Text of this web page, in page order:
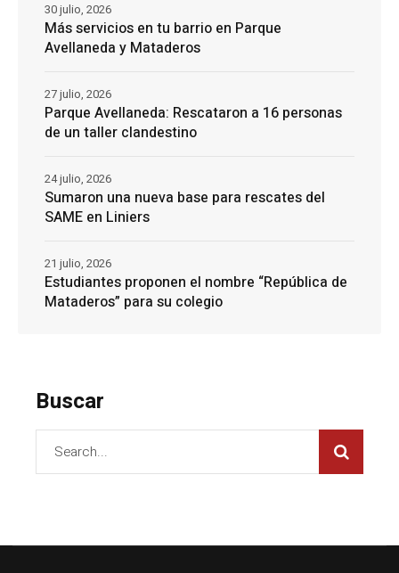
Más servicios en tu barrio en Parque
Avellaneda y Mataderos
30 julio, 2026
Parque Avellaneda: Rescataron a 16 personas
de un taller clandestino
27 julio, 2026
Sumaron una nueva base para rescates del
SAME en Liniers
24 julio, 2026
Estudiantes proponen el nombre “República de
Mataderos” para su colegio
21 julio, 2026
Buscar